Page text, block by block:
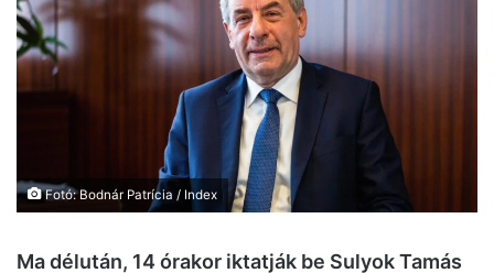
Fotó: Bodnár Patrícia / Index
Ma délután, 14 órakor iktatják be Sulyok Tamás